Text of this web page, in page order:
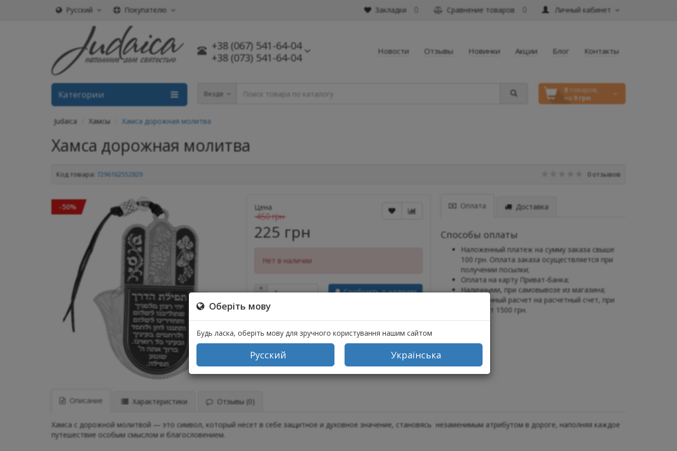
Русский Личный кабинет
Покупателю Закладки 0 Сравнение товаров 0
+38 (067) 541-64-04
+38 (073) 541-64-04
Новости Отзывы Новинки Акции Блог Контакты
Везде 0товаров,
на 0 грн
Категории
Оберіть мову
Будь ласка, оберіть мову для зручного користування нашим сайтом
Русский Українська
Judaica Хамсы Хамса дорожная молитва
Хамса дорожная молитва
Код товара: 7296162552829 0 отзывов
-50% Цена
450 грн
225 грн
Нет в наличии
+
Сообщить о наличии
Оплата Доставка
Способы оплаты
Наложенный платеж на сумму заказа свыше
100 грн. Оплата заказа осуществляется при
получении посылки;
Оплата на карту Приват-банка;
Наличными, при самовывозе из магазина;
Безналичный расчет на расчетный счет, при
заказе от 1500 грн.
Описание Характеристики Отзывы (0)
Хамса с дорожной молитвой — это символ, который несет в себе защитное и духовное значение, становясь незаменимым атрибутом в дороге, наполняя каждое
путешествие особым смыслом и благословением.